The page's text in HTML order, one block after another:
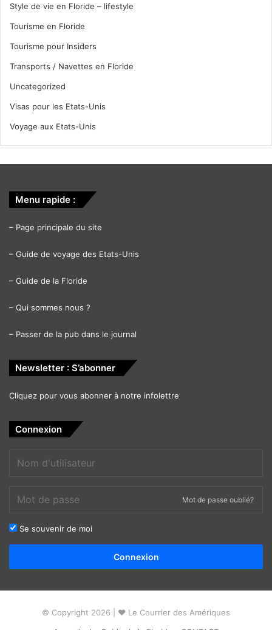
Style de vie en Floride – lifestyle
Tourisme en Floride
Tourisme pour Insiders
Transports / Navettes en Floride
Uncategorized
Visas pour les Etats-Unis
Voyage aux Etats-Unis
Menu rapide :
– Page principale du site
– Guide de voyage des Etats-Unis
– Guide de la Floride
– Qui sommes nous ?
– Passer de la pub dans le journal
Newsletter : S’abonner
Cliquez pour vous abonner à notre infolettre
Connexion
Mot de passe oublié?
Se souvenir de moi
Connexion
© Copyright 2026 | ❤ Le Courrier des Amériques